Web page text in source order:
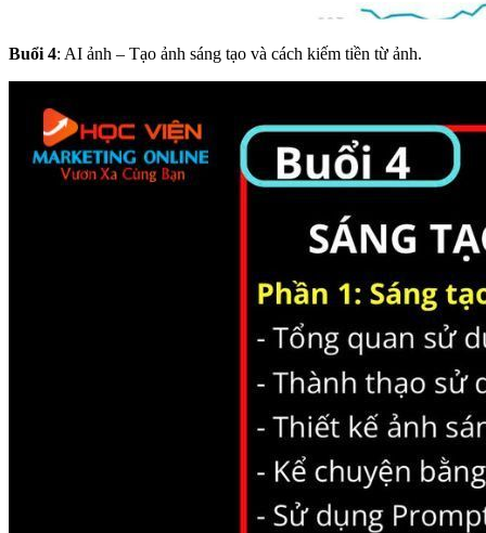
Buổi 4: AI ảnh – Tạo ảnh sáng tạo và cách kiếm tiền từ ảnh.